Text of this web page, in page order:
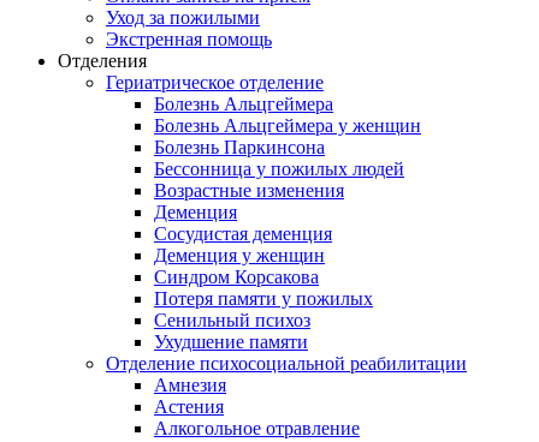
Уход за пожилыми
Экстренная помощь
Отделения
Гериатрическое отделение
Болезнь Альцгеймера
Болезнь Альцгеймера у женщин
Болезнь Паркинсона
Бессонница у пожилых людей
Возрастные изменения
Деменция
Сосудистая деменция
Деменция у женщин
Синдром Корсакова
Потеря памяти у пожилых
Сенильный психоз
Ухудшение памяти
Отделение психосоциальной реабилитации
Амнезия
Астения
Алкогольное отравление